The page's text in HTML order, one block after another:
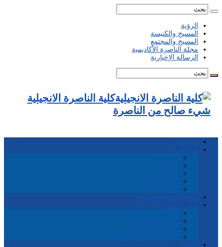
الرؤية
المسيح والكنيسة
المسيح والمجتمع
مجلة الناصرة الأكاديمية
الرسالة الإخبارية
كلية الناصرة الانجيلية
شيء صالح من الناصرة